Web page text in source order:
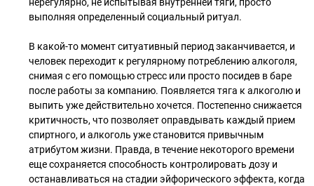
выполняя определенный социальный ритуал.
В какой-то момент ситуативный период заканчивается, и
человек переходит к регулярному потреблению алкоголя,
снимая с его помощью стресс или просто посидев в баре
после работы за компанию. Появляется тяга к алкоголю и
выпить уже действительно хочется. Постепенно снижается
критичность, что позволяет оправдывать каждый прием
спиртного, и алкоголь уже становится привычным
атрибутом жизни. Правда, в течение некоторого времени
еще сохраняется способность контролировать дозу и
останавливаться на стадии эйфорического эффекта, когда